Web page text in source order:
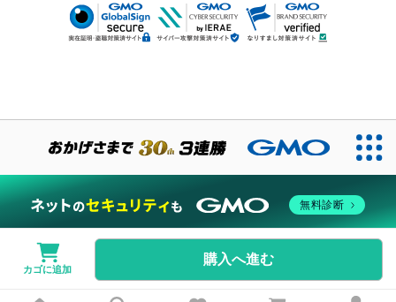
カゴに追加
購入へ進む
無料診断